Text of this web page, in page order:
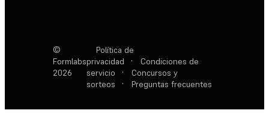
©
Formlabs
2026
Política de
privacidad
·
Condiciones de
servicio
·
Concursos y
sorteos
· Preguntas frecuentes